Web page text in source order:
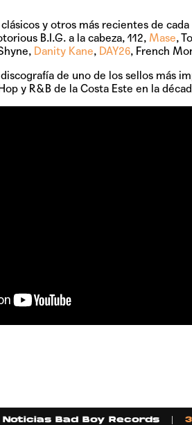
y otros más recientes de
B.I.G. a la cabeza, 112, Mase,
Danity Kane, DAY26, French
de uno de los sellos más
y R&B de la Costa Este en la
Noticias Bad Boy Records 3